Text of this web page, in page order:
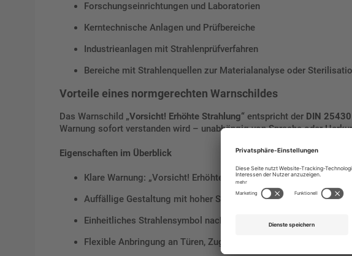
Forschungseinrichtungen und Laboratorien
Kerntechnische Anlagen und Prüfbereiche
Industrieanlagen mit Strahlenprüfverfahren
Bereiche mit Strahlenquellen zur Materialanalyse oder
Vorteile eines normgerechten Warnschildes
Das Warnschild „Vorsicht! Erhöhte Strahlung“ entspricht der DIN 25430
Warnung sofort verstanden wird – unabhängig von Sprache oder
Eigenschaften im Überblick
Klare Warnung: „Vorsicht! Erhöhte Strahlung“
Auffällige Gestaltung mit hoher Signalwirkung
Einheitliches Strahlensymbol nach ISO 7010
Flexible Anbringung an Türen, Zugängen oder Geräten